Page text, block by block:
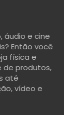
áudio e cine
Então você
física e
de produtos,
até
vídeo e